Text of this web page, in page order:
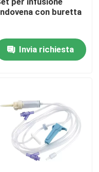
con buretta
Invia richiesta